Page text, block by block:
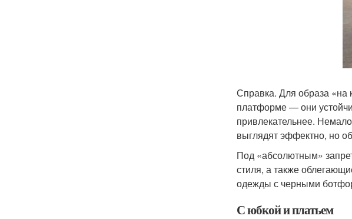
Справка. Для образа «на
платформе — они
привлекательнее.
выглядят эффектно, но
Под «абсолютным»
стиля, а также
одежды с черными
С юбкой и платьем